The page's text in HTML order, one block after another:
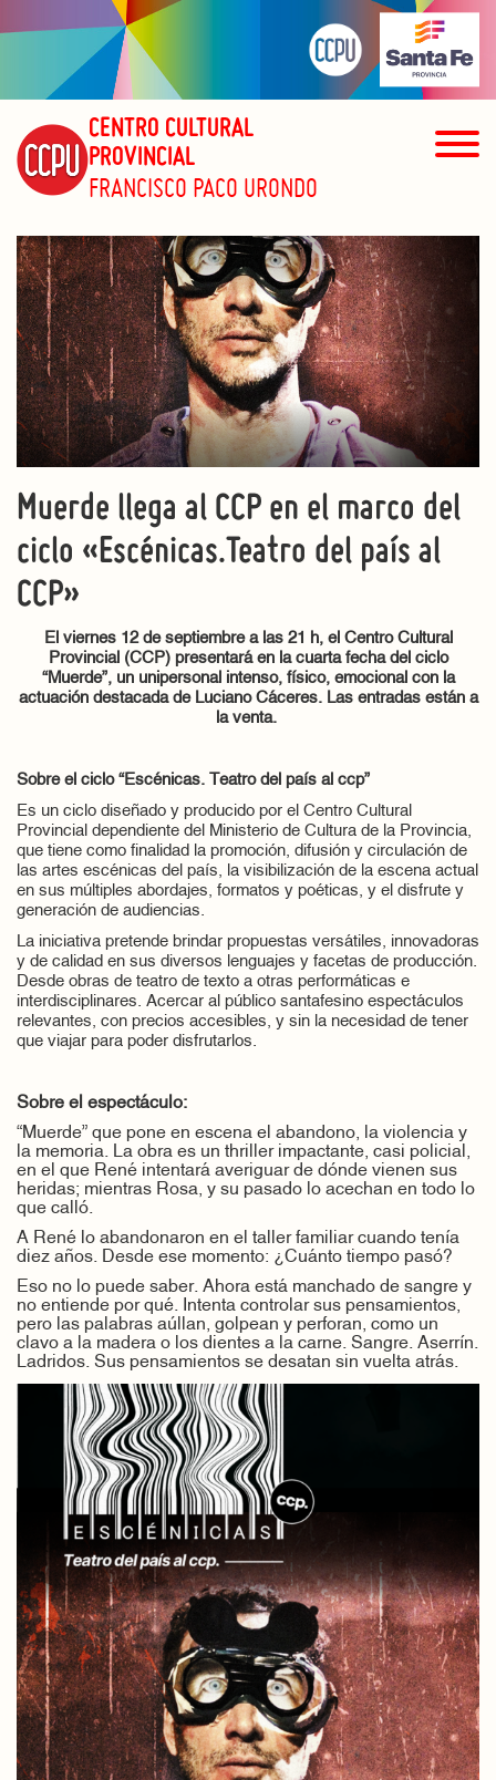
CENTRO CULTURAL
PROVINCIAL
FRANCISCO PACO URONDO
Muerde llega al CCP en el marco del
ciclo «Escénicas.Teatro del país al
CCP»
El viernes 12 de septiembre a las 21 h, el Centro Cultural
Provincial (CCP) presentará en la cuarta fecha del ciclo
“Muerde”, un unipersonal intenso, físico, emocional con la
actuación destacada de Luciano Cáceres. Las entradas están a
la venta.
Sobre el ciclo “Escénicas. Teatro del país al ccp”
Es un ciclo diseñado y producido por el Centro Cultural
Provincial dependiente del Ministerio de Cultura de la Provincia,
que tiene como finalidad la promoción, difusión y circulación de
las artes escénicas del país, la visibilización de la escena actual
en sus múltiples abordajes, formatos y poéticas, y el disfrute y
generación de audiencias.
La iniciativa pretende brindar propuestas versátiles, innovadoras
y de calidad en sus diversos lenguajes y facetas de producción.
Desde obras de teatro de texto a otras performáticas e
interdisciplinares. Acercar al público santafesino espectáculos
relevantes, con precios accesibles, y sin la necesidad de tener
que viajar para poder disfrutarlos.
Sobre el espectáculo:
“Muerde” que pone en escena el abandono, la violencia y
la memoria. La obra es un thriller impactante, casi policial,
en el que René intentará averiguar de dónde vienen sus
heridas; mientras Rosa, y su pasado lo acechan en todo lo
que calló.
A René lo abandonaron en el taller familiar cuando tenía
diez años. Desde ese momento: ¿Cuánto tiempo pasó?
Eso no lo puede saber. Ahora está manchado de sangre y
no entiende por qué. Intenta controlar sus pensamientos,
pero las palabras aúllan, golpean y perforan, como un
clavo a la madera o los dientes a la carne. Sangre. Aserrín.
Ladridos. Sus pensamientos se desatan sin vuelta atrás.